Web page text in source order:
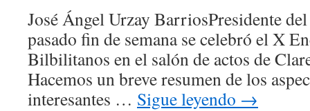
José Ángel Urzay
pasado fin de semana se celebró el X
Bilbilitanos en el salón de actos de
Hacemos un breve resumen de los
interesantes … Sigue leyendo →